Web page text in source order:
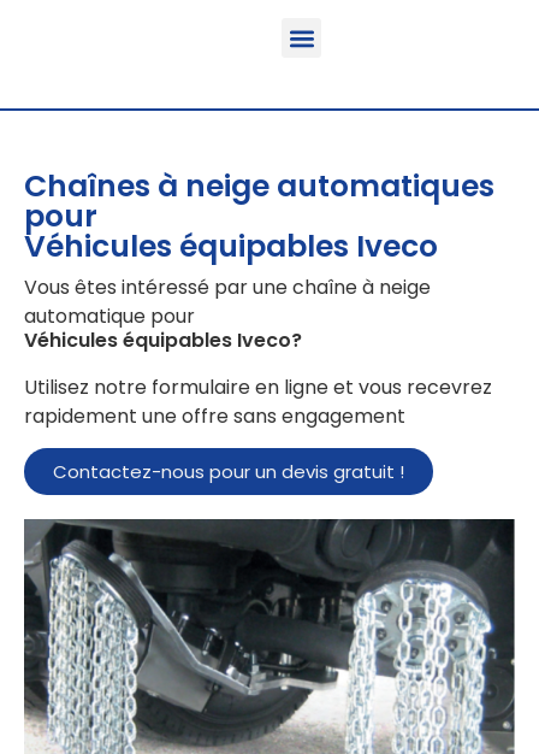
Chaînes à neige automatiques
pour
Véhicules équipables Iveco
Vous êtes intéressé par une chaîne à neige
automatique pour
Véhicules équipables Iveco?
Utilisez notre formulaire en ligne et vous recevrez
rapidement une offre sans engagement
Contactez-nous pour un devis gratuit !